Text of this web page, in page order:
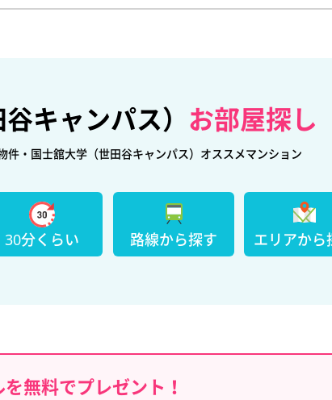
キャンパス） お部屋探し
・国士舘大学（世田谷キャンパス）オススメマンション
30分くらい 路線から探す エリアから
無料でプレゼント！